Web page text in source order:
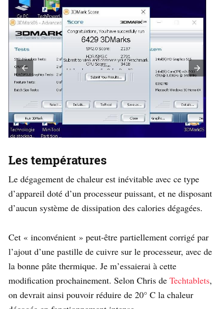
Les températures
Le dégagement de chaleur est inévitable avec ce type
d’appareil doté d’un processeur puissant, et ne disposant
d’aucun système de dissipation des calories dégagées.
Cet « inconvénient » peut-être partiellement corrigé par
l’ajout d’une pastille de cuivre sur le processeur, avec de
la bonne pâte thermique. Je m’essaierai à cette
modification prochainement. Selon Chris de Techtablets,
on devrait ainsi pouvoir réduire de 20° C la chaleur